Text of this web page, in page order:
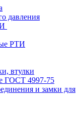
давления
РТИ
втулки
ГОСТ 4997-75
и замки для